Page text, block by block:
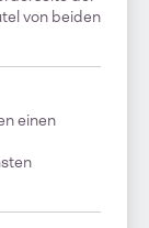
von beiden
einen